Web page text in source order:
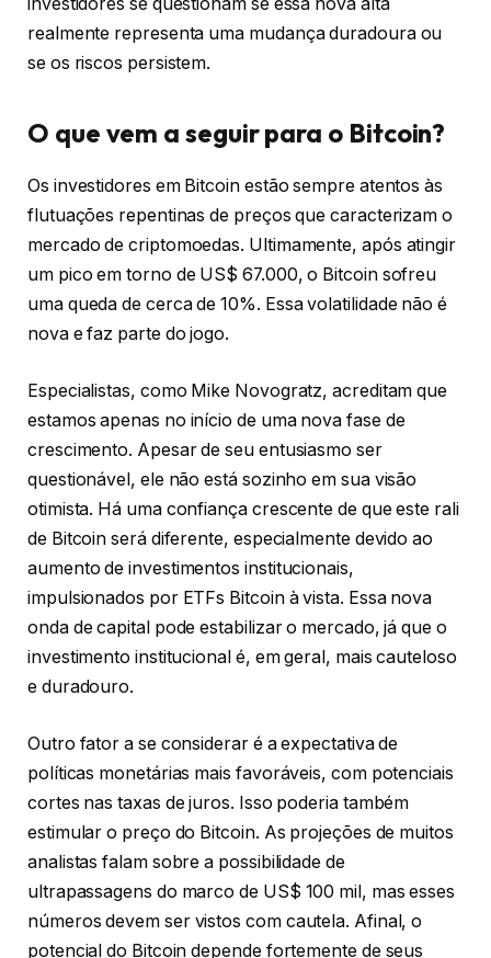
realmente representa uma mudança duradoura ou
se os riscos persistem.
O que vem a seguir para o Bitcoin?
Os investidores em Bitcoin estão sempre atentos às
flutuações repentinas de preços que caracterizam o
mercado de criptomoedas. Ultimamente, após atingir
um pico em torno de US$ 67.000, o Bitcoin sofreu
uma queda de cerca de 10%. Essa volatilidade não é
nova e faz parte do jogo.
Especialistas, como Mike Novogratz, acreditam que
estamos apenas no início de uma nova fase de
crescimento. Apesar de seu entusiasmo ser
questionável, ele não está sozinho em sua visão
otimista. Há uma confiança crescente de que este rali
de Bitcoin será diferente, especialmente devido ao
aumento de investimentos institucionais,
impulsionados por ETFs Bitcoin à vista. Essa nova
onda de capital pode estabilizar o mercado, já que o
investimento institucional é, em geral, mais cauteloso
e duradouro.
Outro fator a se considerar é a expectativa de
políticas monetárias mais favoráveis, com potenciais
cortes nas taxas de juros. Isso poderia também
estimular o preço do Bitcoin. As projeções de muitos
analistas falam sobre a possibilidade de
ultrapassagens do marco de US$ 100 mil, mas esses
números devem ser vistos com cautela. Afinal, o
potencial do Bitcoin depende fortemente de seus